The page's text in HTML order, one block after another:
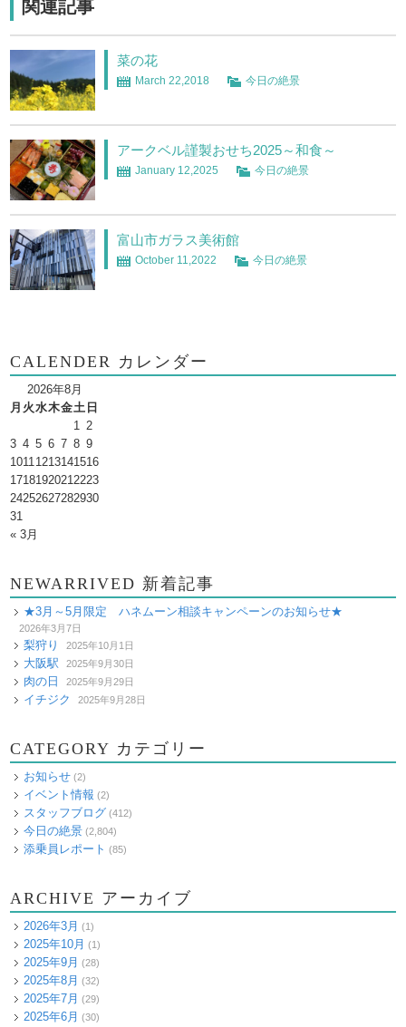
関連記事
菜の花
March 22,2018 今日の絶景
アークベル謹製おせち2025～和食～
January 12,2025 今日の絶景
富山市ガラス美術館
October 11,2022 今日の絶景
CALENDER カレンダー
2026年8月
月 火水木金土 日
1 2
3 4 5 6 7 8 9
10111213141516
17181920212223
24252627282930
31
« 3月
NEWARRIVED 新着記事
★3月～5月限定 ハネムーン相談キャンペーンのお知らせ★
2026年3月7日
梨狩り 2025年10月1日
大阪駅 2025年9月30日
肉の日 2025年9月29日
イチジク 2025年9月28日
CATEGORY カテゴリー
お知らせ (2)
イベント情報 (2)
スタッフブログ (412)
今日の絶景 (2,804)
添乗員レポート (85)
ARCHIVE アーカイブ
2026年3月 (1)
2025年10月 (1)
2025年9月 (28)
2025年8月 (32)
2025年7月 (29)
2025年6月 (30)